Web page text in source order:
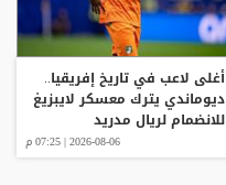
أغلى لاعب في تاريخ إفريقيا..
ديوماندي يترك معسكر لايبزيغ
للانضمام لريال مدريد
2026-08-06 | 07:25 م